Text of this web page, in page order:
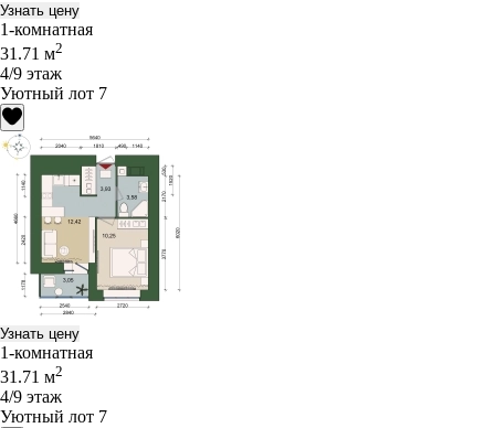
Узнать цену
1-комнатная
31.71 м2
4/9 этаж
Уютный лот 7
Узнать цену
1-комнатная
31.71 м2
4/9 этаж
Уютный лот 7